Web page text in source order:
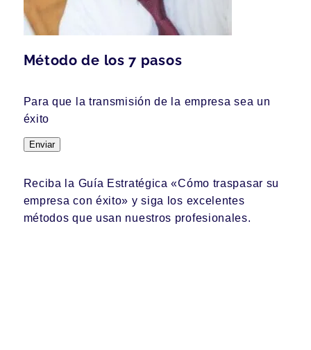
Método de los 7 pasos
Para que la transmisión de la empresa sea un
éxito
Enviar
Reciba la Guía Estratégica «Cómo traspasar su
empresa con éxito» y siga los excelentes
métodos que usan nuestros profesionales.